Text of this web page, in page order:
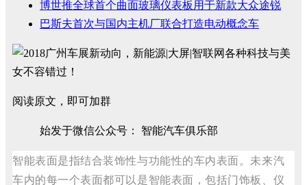
博世推全球首个曲面玻璃仪表板用于新款大众途锐
巴斯夫首次与国内主机厂联合打造电动概念车
阅读原文，即可加群
始发于微信公众号： 智能汽车俱乐部
智能表面是指结合装饰性与功能性的车内表面。未来汽
车内的每一个表面都可以是智能表面，包括门饰板、仪